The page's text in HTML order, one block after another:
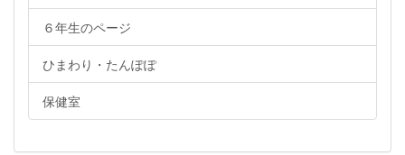
６年生のページ
ひまわり・たんぽぽ
保健室